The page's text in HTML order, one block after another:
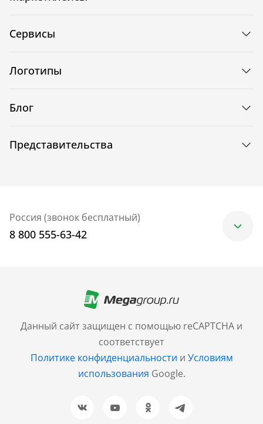
Данный сайт защищен с помощью reCAPTCHA и
соответствует
Политике конфиденциальности и Условиям
использования Google.
Сервисы
Логотипы
Блог
Представительства
Россия (звонок бесплатный)
8 800 555-63-42
+7 (499) 705-30-10
Санкт-Петербург
+7 (812) 600-77-33
Барнаул
+7 (961) 999-93-93
Новосибирск